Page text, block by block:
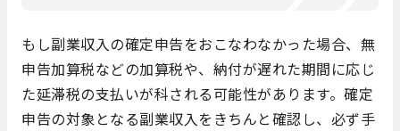
もし副業収入の確定申告をおこなわなかった場合、無
申告加算税などの加算税や、納付が遅れた期間に応じ
た延滞税の支払いが科される可能性があります。確定
申告の対象となる副業収入をきちんと確認し、必ず手